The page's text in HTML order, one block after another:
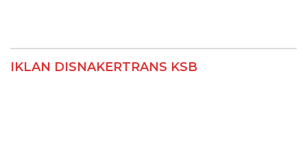
IKLAN DISNAKERTRANS KSB